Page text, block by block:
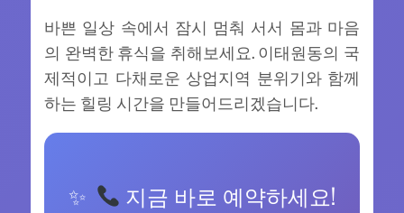
바쁜 일상 속에서 잠시 멈춰 서서 몸과 마음
의 완벽한 휴식을 취해보세요. 이태원동의 국
제적이고 다채로운 상업지역 분위기와 함께
하는 힐링 시간을 만들어드리겠습니다.
지금 바로 예약하세요!